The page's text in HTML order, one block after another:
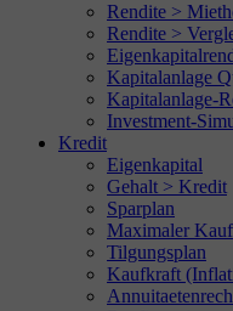
Rendite >
Rendite >
Kapitalanlage
Kapitalanlage-
Investment-
Kredit
Eigenkapital
Gehalt > Kredit
Sparplan
Maximaler
Tilgungsplan
Kaufkraft